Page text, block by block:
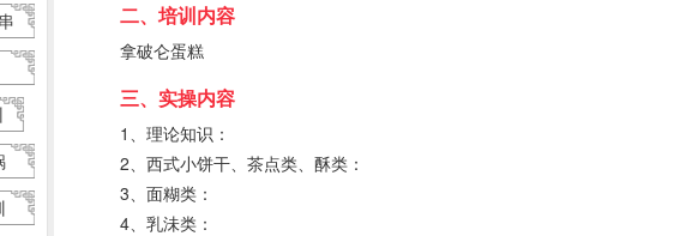
二、培训内容
拿破仑蛋糕
三、实操内容
1、理论知识：
2、西式小饼干、茶点类、酥类：
3、面糊类：
4、乳沬类：